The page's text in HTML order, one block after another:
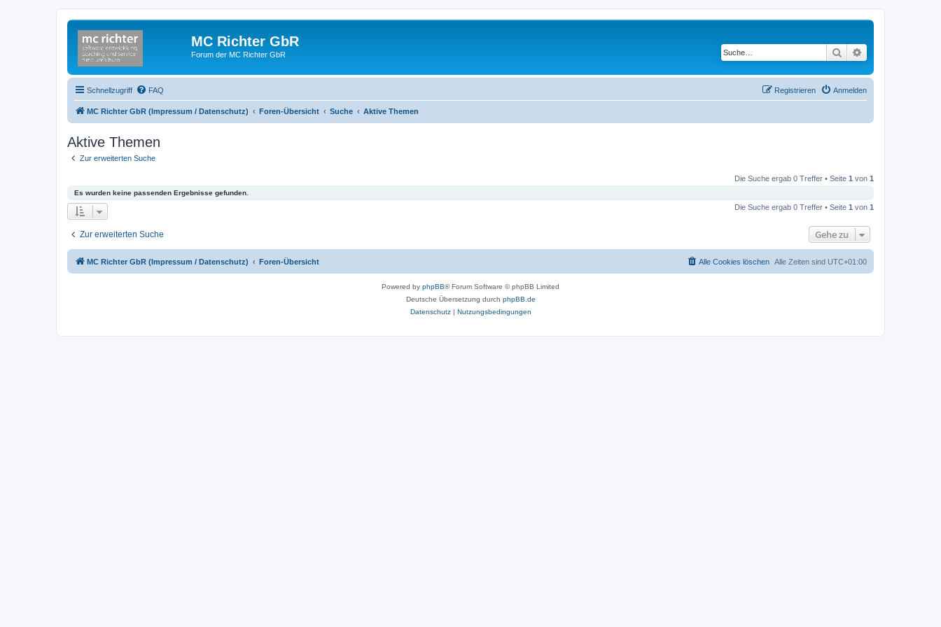
MC Richter GbR
Forum der MC Richter GbR Suche
Schnellzugriff FAQ Anmelden
Registrieren
MC Richter GbR (Impressum / Datenschutz) Foren-Übersicht Suche Aktive Themen
Aktive Themen
Zur erweiterten Suche
Die Suche ergab 0 Treffer • Seite 1 von 1
Es wurden keine passenden Ergebnisse gefunden.
Die Suche ergab 0 Treffer • Seite 1 von 1
Zur erweiterten Suche Gehe zu
MC Richter GbR (Impressum / Datenschutz) Foren-Übersicht Alle Zeiten sind UTC+01:00
Alle Cookies löschen
Powered by phpBB® Forum Software © phpBB Limited
Deutsche Übersetzung durch phpBB.de
Datenschutz| Nutzungsbedingungen